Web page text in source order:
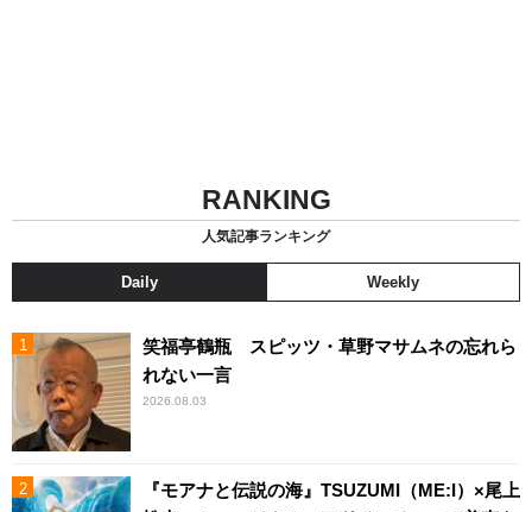
RANKING
人気記事ランキング
Daily Weekly
笑福亭鶴瓶 スピッツ・草野マサムネの忘れら
れない一言
2026.08.03
『モアナと伝説の海』TSUZUMI（ME:I）×尾上